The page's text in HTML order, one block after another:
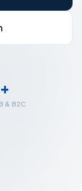
& B2C